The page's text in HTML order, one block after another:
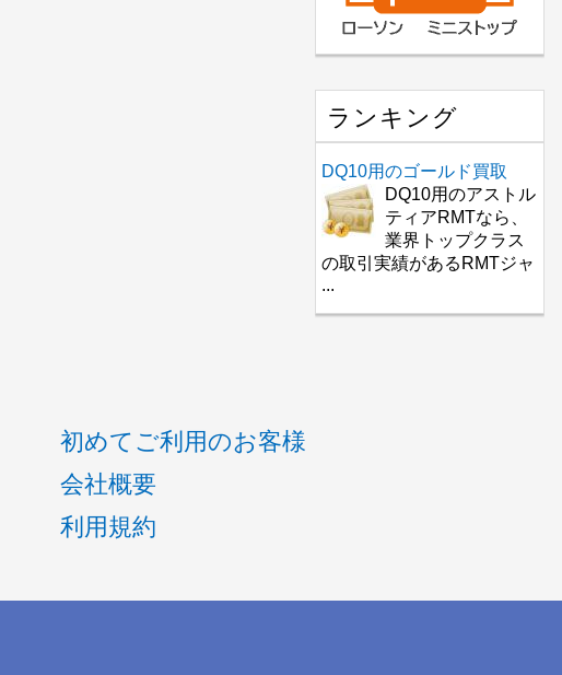
ランキング
DQ10用のゴールド買取
DQ10用のアストル
ティアRMTなら、
業界トップクラス
の取引実績があるRMTジャ
...
初めてご利用のお客様
会社概要
利用規約